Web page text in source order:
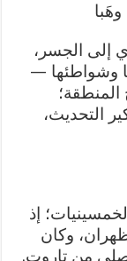
إلى الجسر،
وشواطئها —
التحديث،
إذ
وكان
من تاروت.